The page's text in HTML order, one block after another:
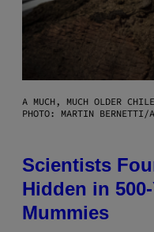
A MUCH, MUCH OLDER
PHOTO: MARTIN
Scientists
Hidden in
Mummies